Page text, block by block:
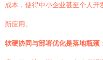
成本，使得中小企业甚至个人开
新应用。
软硬协同与部署优化是落地瓶颈